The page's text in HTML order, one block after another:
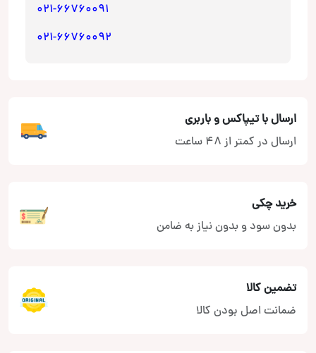
021-66760091
021-66760092
ارسال با تیپاکس و باربری
ارسال در کمتر از 48 ساعت
خرید چکی
بدون سود و بدون نیاز به ضامن
تضمین کالا
ضمانت اصل بودن کالا